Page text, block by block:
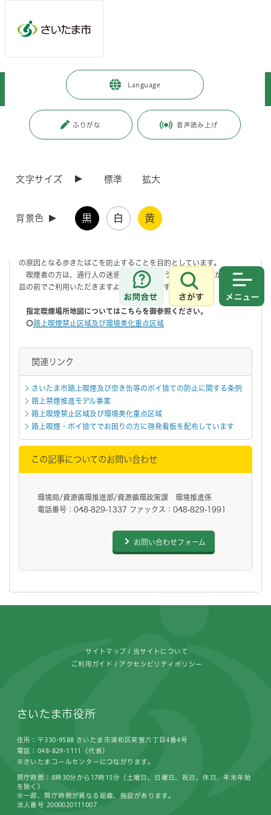
Language
ふりがな 音声読み上げ
文字サイズ 標準 拡大
背景色 黒 白 黄
お問合せ
さがす
暮らし・手続き > 環境保全 環境美化
更新日付：2021年8月17日 / ページ番号：C060591
路上喫煙禁止区域内の喫煙禁止除外場所として、指定喫煙場所を設置
の原因となる歩きたばこを防止することを目的としています。
喫煙者の方は、通行人の迷惑にならないよう、広範囲に広がらず、灰
皿の前でご利用いただきますようお願いします。
指定喫煙場所地図についてはこちらを御参照ください。
〇路上喫煙禁止区域及び環境美化重点区域
関連リンク
さいたま市路上喫煙及び空き缶等のポイ捨ての防止に関する条例
路上禁煙推進モデル事業
路上喫煙禁止区域及び環境美化重点区域
路上喫煙・ポイ捨てでお困りの方に啓発看板を配布しています
この記事についてのお問い合わせ
環境局/資源循環推進部/資源循環政策課 環境推進係
電話番号：048-829-1337 ファックス：048-829-1991
お問い合わせフォーム
サイトマップ 当サイトについて
ご利用ガイド アクセシビリティポリシー
さいたま市役所
住所：〒330-9588 さいたま市浦和区常盤六丁目4番4号
電話：048-829-1111（代表）
※さいたまコールセンターにつながります。
開庁時間：8時30分から17時15分（土曜日、日曜日、祝日、休日、年末年始
を除く）
※一部、開庁時間が異なる組織、施設があります。
法人番号 2000020111007